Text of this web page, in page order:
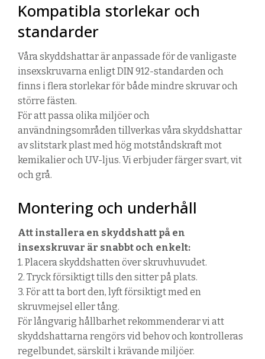
Kompatibla storlekar och
standarder
Våra skyddshattar är anpassade för de vanligaste
insexskruvarna enligt DIN 912-standarden och
finns i flera storlekarför både mindre skruvar och
större fästen.
För att passa olika miljöer och
användningsområden tillverkas våra skyddshattar
av slitstark plast med hög motståndskraft mot
kemikalier och UV-ljus. Vi erbjuder färgersvart, vit
och grå.
Montering och underhåll
Att installera en skyddshatt på en
insexskruvar är snabbt och enkelt:
1. Placera skyddshatten över skruvhuvudet.
2. Tryck försiktigt tills den sitter på plats.
3. För att ta bort den, lyft försiktigt med en
skruvmejsel eller tång.
För långvarig hållbarhet rekommenderar vi att
skyddshattarna rengörs vid behov och kontrolleras
regelbundet, särskilt i krävande miljöer.